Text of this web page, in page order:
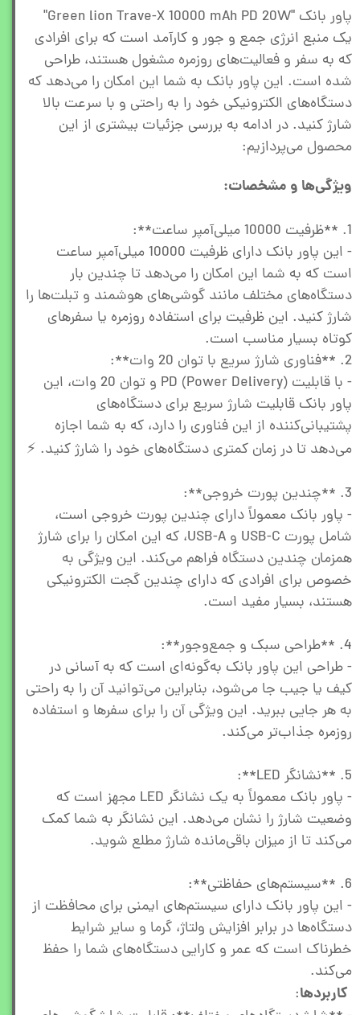
پاور بانک "Green lion Trave-X 10000 mAh PD 20W"
یک منبع انرژی جمع و جور و کارآمد است که برای افرادی
که به سفر و فعالیت‌های روزمره مشغول هستند، طراحی
شده است. این پاور بانک به شما این امکان را می‌دهد که
دستگاه‌های الکترونیکی خود را به راحتی و با سرعت بالا
شارژ کنید. در ادامه به بررسی جزئیات بیشتری از این
محصول می‌پردازیم:
ویژگی‌ها و مشخصات:
1. **ظرفیت 10000 میلی‌آمپر ساعت**:
- این پاور بانک دارای ظرفیت 10000 میلی‌آمپر ساعت
است که به شما این امکان را می‌دهد تا چندین بار
دستگاه‌های مختلف مانند گوشی‌های هوشمند و تبلت‌ها را
شارژ کنید. این ظرفیت برای استفاده روزمره یا سفرهای
کوتاه بسیار مناسب است.
2. **فناوری شارژ سریع با توان 20 وات**:
- با قابلیت PD (Power Delivery) و توان 20 وات، این
پاور بانک قابلیت شارژ سریع برای دستگاه‌های
پشتیبانی‌کننده از این فناوری را دارد، که به شما اجازه
می‌دهد تا در زمان کمتری دستگاه‌های خود را شارژ کنید. ⚡
3. **چندین پورت خروجی**:
- پاور بانک معمولاً دارای چندین پورت خروجی است،
شامل پورت USB-C و USB-A، که این امکان را برای شارژ
همزمان چندین دستگاه فراهم می‌کند. این ویژگی به
خصوص برای افرادی که دارای چندین گجت الکترونیکی
هستند، بسیار مفید است.
4. **طراحی سبک و جمع‌وجور**:
- طراحی این پاور بانک به‌گونه‌ای است که به آسانی در
کیف یا جیب جا می‌شود، بنابراین می‌توانید آن را به راحتی
به هر جایی ببرید. این ویژگی آن را برای سفرها و استفاده
روزمره جذاب‌تر می‌کند.
5. **نشانگر LED**:
- پاور بانک معمولاً به یک نشانگر LED مجهز است که
وضعیت شارژ را نشان می‌دهد. این نشانگر به شما کمک
می‌کند تا از میزان باقی‌مانده شارژ مطلع شوید.
6. **سیستم‌های حفاظتی**:
- این پاور بانک دارای سیستم‌های ایمنی برای محافظت از
دستگاه‌ها در برابر افزایش ولتاژ، گرما و سایر شرایط
خطرناک است که عمر و کارایی دستگاه‌های شما را حفظ
می‌کند.
کاربردها: